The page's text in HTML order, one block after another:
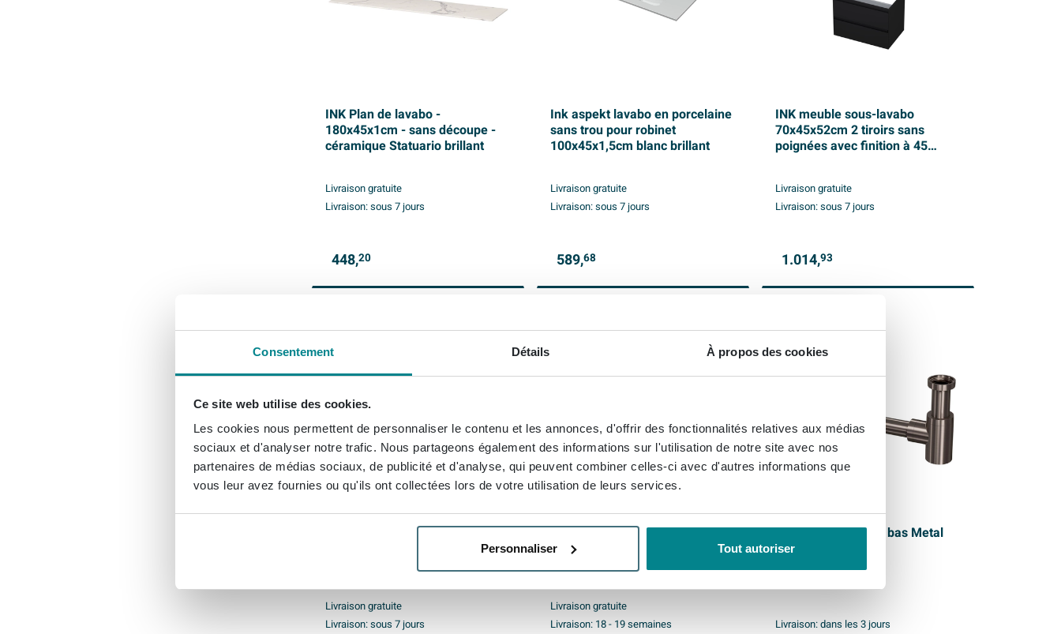
Consentement Détails À propos des cookies
Ce site web utilise des cookies.
Les cookies nous permettent de personnaliser le contenu et les annonces, d'offrir des fonctionnalités relatives aux médias
sociaux et d'analyser notre trafic. Nous partageons également des informations sur l'utilisation de notre site avec nos
partenaires de médias sociaux, de publicité et d'analyse, qui peuvent combiner celles-ci avec d'autres informations que
vous leur avez fournies ou qu'ils ont collectées lors de votre utilisation de leurs services.
Personnaliser Tout autoriser
INK Plan de lavabo -
180x45x1cm - sans découpe -
céramique Statuario brillant
Livraison gratuite
Livraison:sous 7 jours
448,20
Ink aspekt lavabo en porcelaine
sans trou pour robinet
100x45x1,5cm blanc brillant
Livraison gratuite
Livraison:sous 7 jours
589,68
INK meuble sous-lavabo
70x45x52cm 2 tiroirs sans
poignées avec finition à 45
Livraison gratuite
Livraison:sous 7 jours
1.014,93
INK United lavabo - 90x45x11cm
- 1 bassin - 0 trous de robinet -
Livraison gratuite
Livraison:sous 7 jours
INK Concept R Plan vasque -
140x45x1.2cm - pour meuble
bas arrondi - Céramique -
Livraison gratuite
Livraison: 18 - 19 semaines
INK Siphon modèle bas Metal
black
Livraison:dans les 3 jours